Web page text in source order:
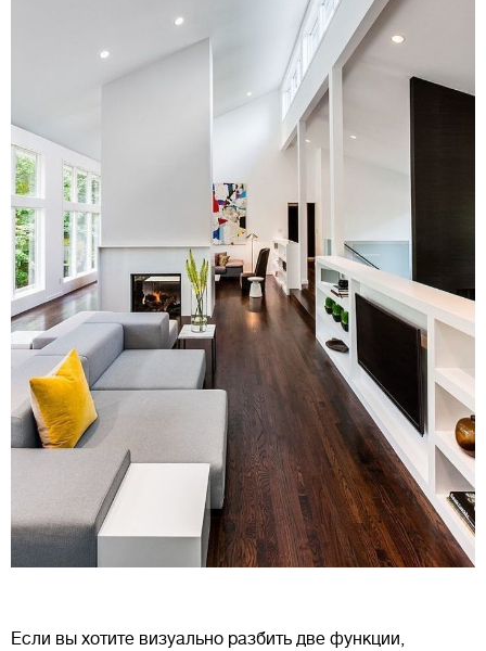
Если вы хотите визуально разбить две функции,